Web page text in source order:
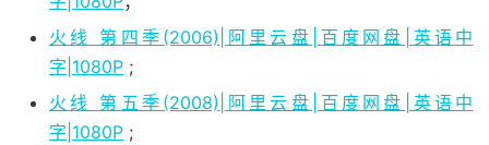
火线 第四季(2006)|阿里云盘|百度网盘|英语中
字|1080P ;
火线 第五季(2008)|阿里云盘|百度网盘|英语中
字|1080P ;